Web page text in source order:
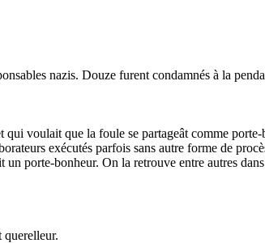
nazis. Douze furent condamnés à la
voulait que la foule se partageât comme
exécutés parfois sans autre forme de
porte-bonheur. On la retrouve entre autres dans
querelleur.